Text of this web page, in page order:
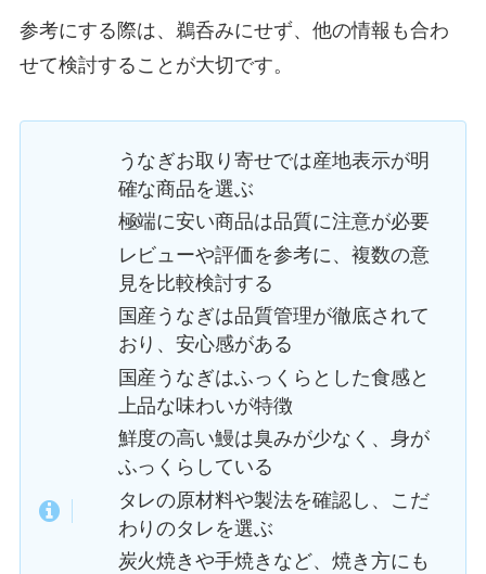
参考にする際は、鵜呑みにせず、他の情報も合わ
せて検討することが大切です。
うなぎお取り寄せでは産地表示が明
確な商品を選ぶ
極端に安い商品は品質に注意が必要
レビューや評価を参考に、複数の意
見を比較検討する
国産うなぎは品質管理が徹底されて
おり、安心感がある
国産うなぎはふっくらとした食感と
上品な味わいが特徴
鮮度の高い鰻は臭みが少なく、身が
ふっくらしている
タレの原材料や製法を確認し、こだ
わりのタレを選ぶ
炭火焼きや手焼きなど、焼き方にも